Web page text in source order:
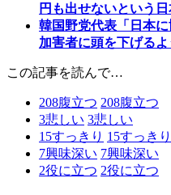
円も出せないという日
韓国野党代表「日本
加害者に頭を下げるよ
この記事を読んで…
208腹立つ 208腹立つ
3悲しい 3悲しい
15すっきり 15すっきり
7興味深い 7興味深い
2役に立つ 2役に立つ